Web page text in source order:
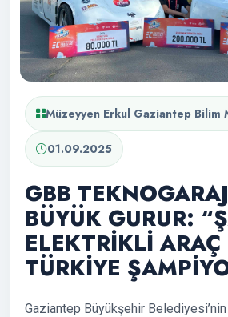
Müzeyyen Erkul Gaziantep Bilim
01.09.2025
GBB
BÜYÜK GURUR:
ELEKTRİKLİ
TÜRKİYE
Gaziantep Büyükşehir